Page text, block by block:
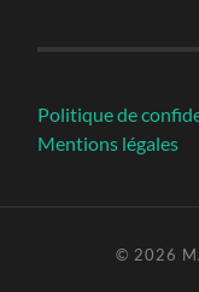
Politique de
Mentions légales
© 2026